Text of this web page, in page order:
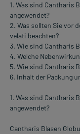
1. Was sind Cantharis
angewendet?
2. Was sollten Sie vor
velati beachten?
3. Wie sind Cantharis
4. Welche
5. Wie sind Cantharis
6. Inhalt der Packung
1. Was sind Cantharis
angewendet?
Cantharis Blasen